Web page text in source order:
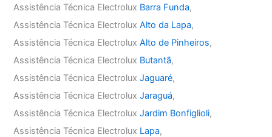
Assistência Técnica Electrolux Barra Funda,
Assistência Técnica ElectroluxAlto da Lapa,
Assistência Técnica ElectroluxAlto de Pinheiros,
Assistência Técnica Electrolux Butantã,
Assistência Técnica ElectroluxJaguaré,
Assistência Técnica ElectroluxJaraguá,
Assistência Técnica ElectroluxJardim Bonfiglioli,
Assistência Técnica Electrolux Lapa,